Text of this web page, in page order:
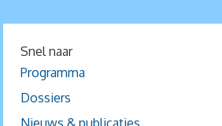
Snel naar
Programma
Dossiers
Nieuws & publicaties